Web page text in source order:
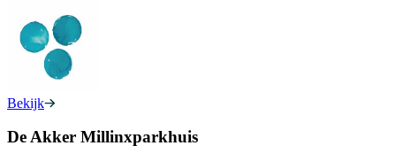
Bekijk
De Akker Millinxparkhuis